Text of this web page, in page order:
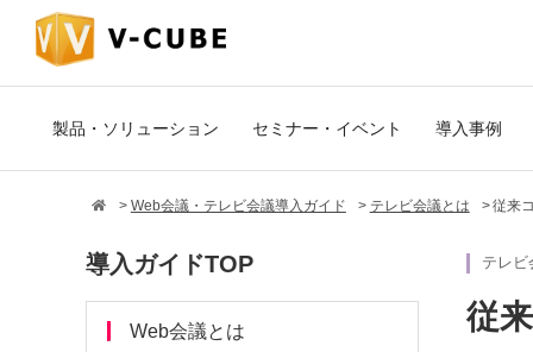
製品・ソリューション セミナー・イベント 導入事例
Web会議・テレビ会議導入ガイド テレビ会議とは 従来
テレビ
従
導入ガイドTOP
Web会議とは